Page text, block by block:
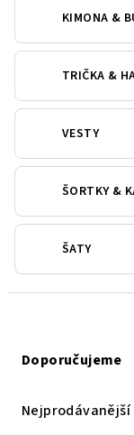
KIMONA &
TRIČKA &
VESTY
ŠORTKY &
ŠATY
Doporučujeme
Nejprodávanější